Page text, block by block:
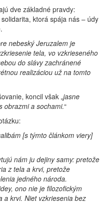
dve základné pravdy:
ktorá spája nás – údy
nebeský Jeruzalem je
tela, vo vzkrieseného
do slávy zachránené
realizáciou už na tomto
koncil však „jasne
obrazmi a sochami.“
[s týmto článkom viery]
nám ju dejiny samy: pretože
z tela a krvi, pretože
jedného národa.
ono nie je filozofickým
a krvi. Niet vzkriesenia bez